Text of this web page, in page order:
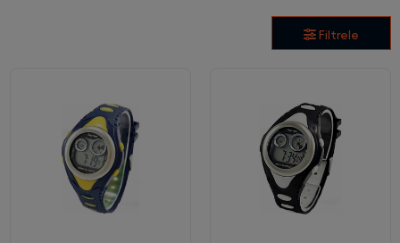
Filtrele